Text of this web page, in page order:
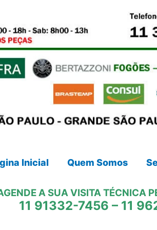
Inicial Quem Somos
A SUA VISITA TÉCNICA
11 91332-7456 – 11